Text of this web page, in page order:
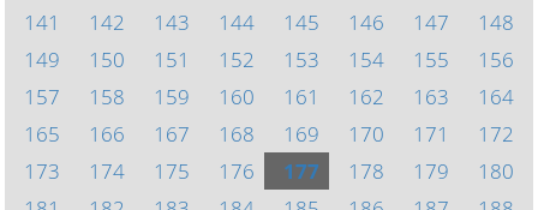
141
142 143 144 145 146 147
148
149
150 151 152 153 154 155
156
157
158 159 160 161 162 163
164
165
166 167 168 169 170 171
172
173
174 175 176 177 178 179
180